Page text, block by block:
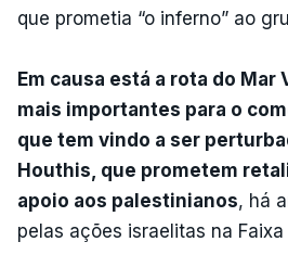
que prometia “o inferno” ao
Em causa está a rota do Mar
mais importantes para o
que tem vindo a ser
Houthis, que prometem
apoio aos palestinianos, há
pelas ações israelitas na Faixa